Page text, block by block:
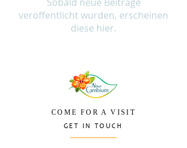
veröffentlicht wurden, erscheinen
diese hier.
COME FOR A VISIT
GET IN TOUCH